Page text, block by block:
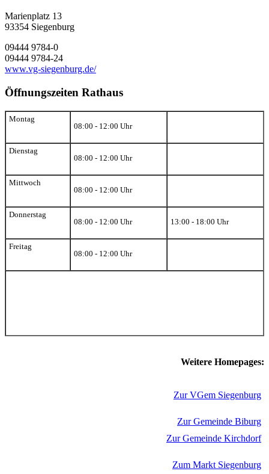
Marienplatz 13
93354 Siegenburg
09444 9784-0
09444 9784-24
www.vg-siegenburg.de/
Öffnungszeiten Rathaus
Montag
08:00 - 12:00 Uhr
Dienstag
08:00 - 12:00 Uhr
Mittwoch
08:00 - 12:00 Uhr
Donnerstag
08:00 - 12:00 Uhr
13:00 - 18:00 Uhr
Freitag
08:00 - 12:00 Uhr
Weitere Homepages:
Zur VGem Siegenburg
Zur Gemeinde Biburg
Zur Gemeinde Kirchdorf
Zum Markt Siegenburg